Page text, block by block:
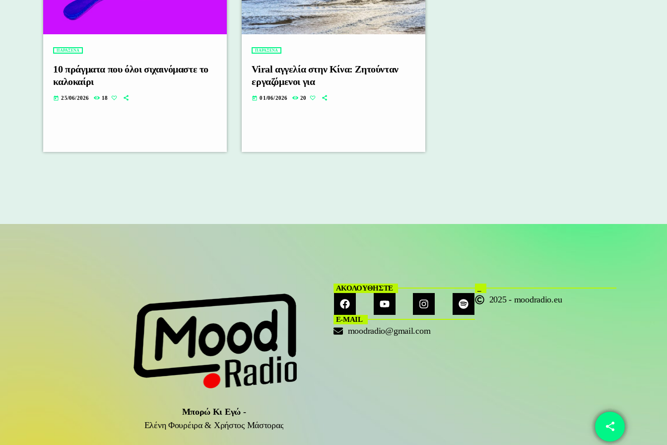
share
email
ΠΑΡΑΞΕΝΑ
10 πράγματα που όλοι σιχαινόμαστε το
καλοκαίρι
today 25/06/2026 18
ΠΑΡΑΞΕΝΑ
Viral αγγελία στην Κίνα: Ζητούνταν
εργαζόμενοι για
today 01/06/2026 20
Μπορώ Κι Εγώ -
Ελένη Φουρέιρα & Χρήστος Μάστορας
ΑΚΟΛΟΥΘΗΣΤΕ
E-MAIL
moodradio@gmail.com
2025 - moodradio.eu